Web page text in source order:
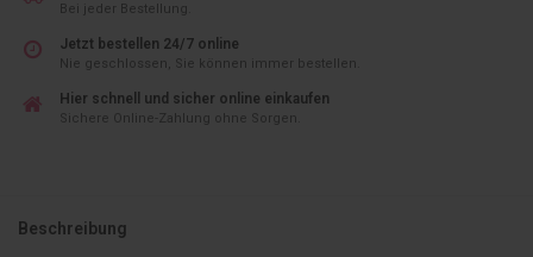
Bei jeder Bestellung.
Jetzt bestellen 24/7 online
Nie geschlossen, Sie können immer bestellen.
Hier schnell und sicher online einkaufen
Sichere Online-Zahlung ohne Sorgen.
Beschreibung